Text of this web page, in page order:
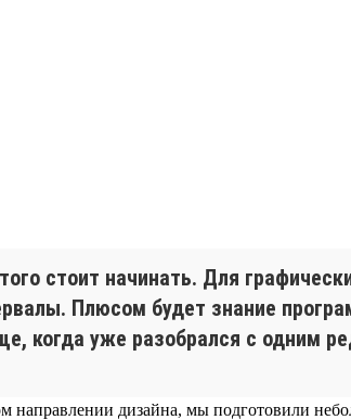
стоит начинать. Для
Плюсом будет знание
когда уже разобрался с одним
направлении дизайна, мы подготовили